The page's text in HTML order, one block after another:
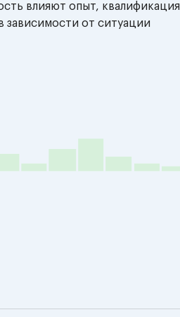
влияют опыт, квалификация
зависимости от ситуации